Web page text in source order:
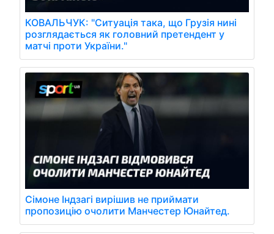
КОВАЛЬЧУК: "Ситуація така, що Грузія нині
розглядається як головний претендент у
матчі проти України."
Сімоне Індзагі вирішив не приймати
пропозицію очолити Манчестер Юнайтед.